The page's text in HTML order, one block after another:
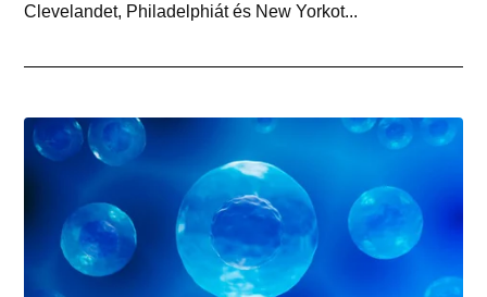
Clevelandet, Philadelphiát és New Yorkot...